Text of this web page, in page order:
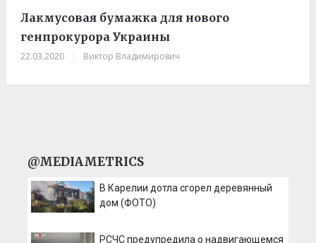
Лакмусовая бумажка для нового
генпрокурора Украины
22.03.2020 Виктор Владимирович
@MEDIAMETRICS
В Карелии дотла сгорел деревянный
дом (ФОТО)
РСЧС предупредила о надвигающемся